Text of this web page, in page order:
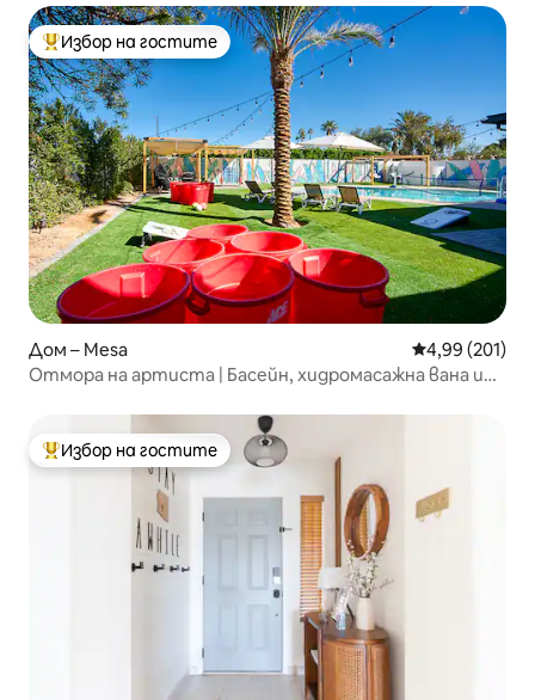
Най-популярен избор на гостите
Избор на гостите
Дом – Mesa Средна
4,99 (201)
Отмора на артиста | Басейн, хидромасажна вана и
Най-популярен избор на гостите
Избор на гостите